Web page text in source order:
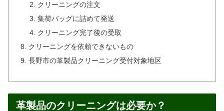
クリーニングの注文
集荷バッグに詰めて発送
クリーニング完了後の受取
クリーニングを依頼できないもの
長野市の革製品クリーニング受付対象地区
革製品のクリーニングは必要か？